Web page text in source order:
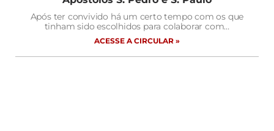
Após ter convivido há um certo tempo com os que
tinham sido escolhidos para colaborar com…
ACESSE A CIRCULAR »